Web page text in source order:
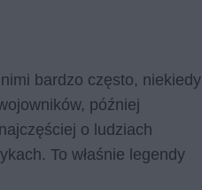
bardzo często, niekiedy
później
o ludziach
To właśnie legendy